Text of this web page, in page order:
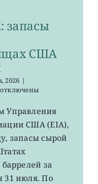
запасы
США
2026 |
выросли
отключены
Управления
США (EIA),
запасы сырой
за
31 июля. По